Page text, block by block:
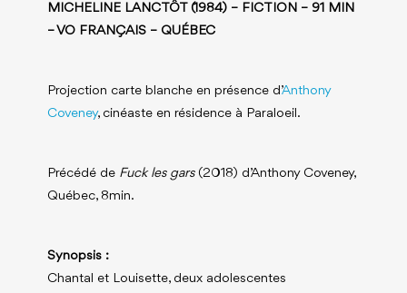
MICHELINE LANCTÔT (1984) – FICTION – 91 MIN
– VO FRANÇAIS – QUÉBEC
Projection carte blanche en présence d’ Anthony
Coveney, cinéaste en résidence à Paraloeil.
Précédé de Fuck les gars(2018) d’Anthony Coveney,
Québec, 8min.
Synopsis :
Chantal et Louisette, deux adolescentes